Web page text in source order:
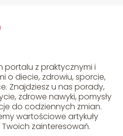
portalu z praktycznymi i
o diecie, zdrowiu, sporcie,
Znajdziesz u nas porady,
zdrowe nawyki, pomysły
do codziennych zmian.
wartościowe artykuły
zainteresowań.